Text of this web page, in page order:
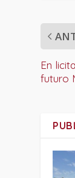
En
futuro